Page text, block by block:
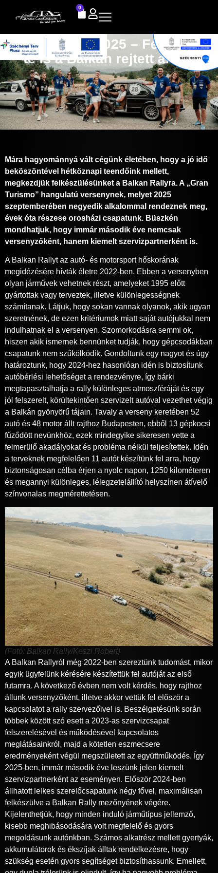
0
Balkan Rally 2025 – Fedezd fel
te is a Balkán rejtett arcait
Mára hagyománnyá vált cégünk életében, hogy a jó idő
beköszöntével hétköznapi teendőink mellett,
megkezdjük felkészülésünket a Balkan Rallyra. A „Gran
Turismo” hangulatú versenynek, melyet 2025
szeptemberében negyedik alkalommal rendeznek meg,
évek óta részese orosházi csapatunk. Büszkén
mondhatjuk, hogy immár második éve nemcsak
versenyzőként, hanem kiemelt szervizpartnerként is.
A Balkan Rallyt az autó- és motorsport hőskorának
megidézésére hívták életre 2022-ben. Ebben a versenyben
olyan járművek vehetnek részt, amelyeket 1995 előtt
gyártottak vagy terveztek, illetve különlegességnek
számítanak. Látjuk, hogy sokan vannak olyanok, akik ugyan
szeretnének, de ezen kritériumok miatt saját autójukkal nem
indulhatnak el a versenyen. Szomorkodásra semmi ok,
hiszen akik ismernek bennünket tudják, hogy gépcsodákban
csapatunk nem szűkölködik. Gondoltunk egy nagyot és úgy
határoztunk, hogy 2024-hez hasonlóan idén is biztosítunk
autóbérlési lehetőséget a rendezvényre, így bárki
megtapasztalhatja a rally különleges atmoszféráját és egy
jól felszerelt, körültekintően szervizelt autóval vezethet végig
a Balkán gyönyörű tájain. Tavaly a verseny keretében 52
autó és 48 motor állt rajthoz Budapesten, ebből 13 gépkocsi
fűződött nevünkhöz, ezek mindegyike sikeresen vette a
felmerülő akadályokat és probléma nélkül teljesítettek. Idén
a terveknek megfelelően 11 autót készítünk fel arra, hogy
biztonságosan célba érjen a nyolc napon, 1250 kilométeren
és megannyi különleges, lélegzetelállító helyszínen átívelő
színvonalas megmérettetésen.
(Fotó: Balkan Rally/Keszi Robert)
A Balkan Rallyról még 2022-ben szereztünk tudomást, mikor
egyik ügyfelünk kérésére készítettük fel autóját az első
futamra. A következő évben nem volt kérdés, hogy rajthoz
állunk versenyzőként, illetve akkor vettük fel először a
kapcsolatot a rally szervezőivel is. Beszélgetésünk során
többek között szó esett a 2023-as szervizcsapat
felszerelésével és működésével kapcsolatos
meglátásainkról, majd a kötetlen eszmecsere
eredményeként végül megszületett az együttműködés. Így
2025-ben, immár második éve leszünk jelen kiemelt
szervizpartnerként az eseményen. Először 2024-ben
állhatott lelkes szerelőcsapatunk négy fővel, maximálisan
felkészülve a Balkan Rally mezőnyének végére.
Kijelenthetjük, hogy minden induló járműtípus jellemző,
kisebb meghibásodására volt megfelelő és gyors
megoldásunk autónkban. Számos alkatrész mellett gyertyák,
akkumulátorok és ékszíjak álltak rendelkezésre, hogy
szükség esetén gyors segítséget biztosíthassunk. Emellett,